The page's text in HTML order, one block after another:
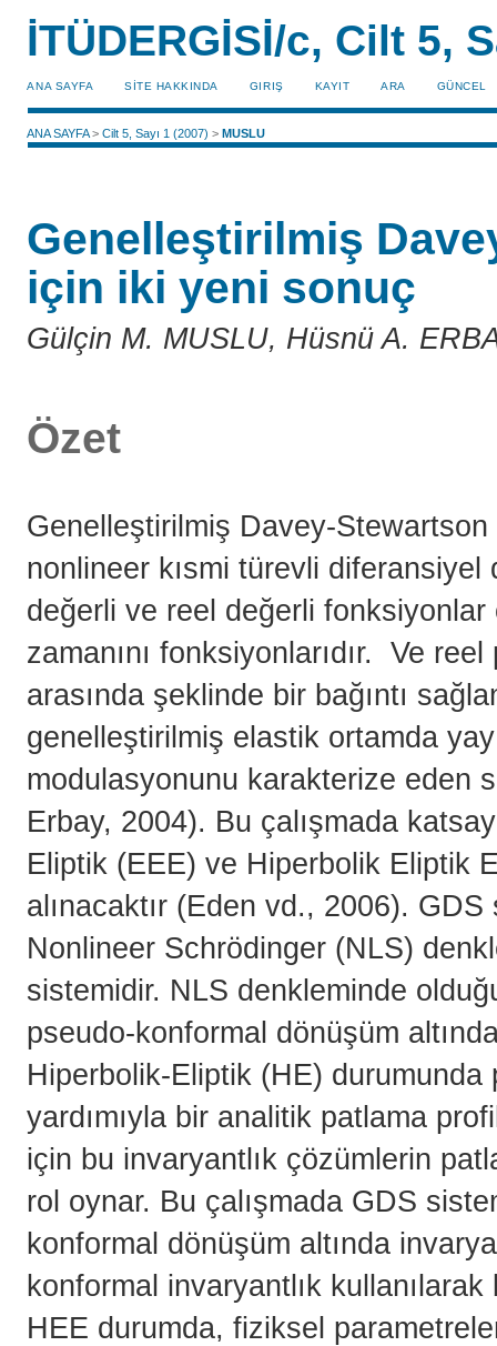
İTÜDERGİSİ/c, Cilt 5,
ANA SAYFA SİTE HAKKINDA GIRIŞ KAYIT ARA GÜNCEL
ANA SAYFA>Cilt 5, Sayı 1 (2007) >MUSLU
Genelleştirilmiş
için iki yeni sonuç
Gülçin M. MUSLU, Hüsnü A.
Özet
Genelleştirilmiş Davey-
nonlineer kısmi türevli
değerli ve reel değerli fonksiyonlar
zamanını fonksiyonlarıdır. Ve
arasında şeklinde bir bağıntı
genelleştirilmiş elastik ortamda
modulasyonunu karakterize eden
Erbay, 2004). Bu çalışmada
Eliptik (EEE) ve Hiperbolik Eliptik
alınacaktır (Eden vd., 2006).
Nonlineer Schrödinger (NLS)
sistemidir. NLS denkleminde
pseudo-konformal dönüşüm
Hiperbolik-Eliptik (HE)
yardımıyla bir analitik patlama
için bu invaryantlık çözümlerin
rol oynar. Bu çalışmada GDS
konformal dönüşüm altında
konformal invaryantlık
HEE durumda, fiziksel